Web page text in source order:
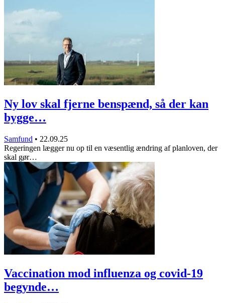
Ny lov skal fjerne benspænd, så der kan
bygge…
Samfund • 22.09.25
Regeringen lægger nu op til en væsentlig ændring af planloven, der
skal gør…
Vaccination mod influenza og covid-19
begynde…